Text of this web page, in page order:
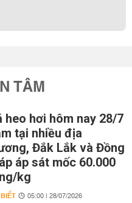
TÂM
heo hơi hôm nay 28/7
tại nhiều địa
Đắk Lắk và Đồng
áp sát mốc 60.000
kg
05:00 | 28/07/2026